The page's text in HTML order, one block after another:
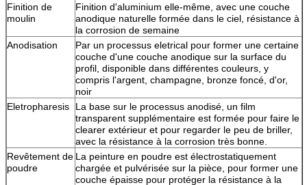
Finition de
moulin
Finition d'aluminium elle-même, avec une couche
anodique naturelle formée dans le ciel, résistance à
la corrosion de semaine
Anodisation
Par un processus eletrical pour former une certaine
couche d'une couche anodique sur la surface du
profil, disponible dans différentes couleurs, y
compris l'argent, champagne, bronze foncé, d'or,
noir
Eletropharesis
La base sur le processus anodisé, un film
transparent supplémentaire est formée pour faire le
clearer extérieur et pour regarder le peu de briller,
avec la résistance à la corrosion très bonne.
Revêtement de
poudre
La peinture en poudre est électrostatiquement
chargée et pulvérisée sur la pièce, pour former une
couche épaisse pour protéger la résistance à la